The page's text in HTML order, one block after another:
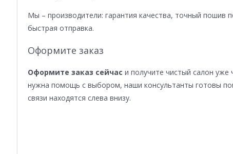
Мы – производители: гарантия качества, точный пошив
быстрая отправка.
Оформите заказ
Оформите заказ сейчас и получите чистый салон уже
нужна помощь с выбором, наши консультанты готовы
связи находятся слева внизу.